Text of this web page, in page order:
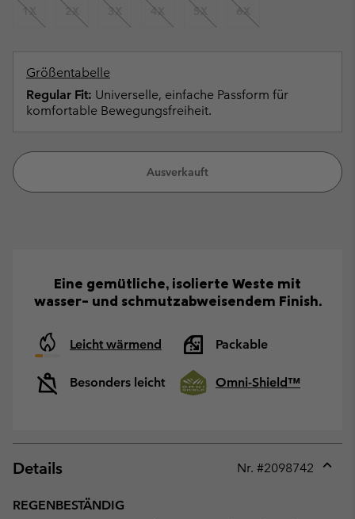
1X 2X 3X 4X 5X 6X
Größentabelle
Regular Fit: Universelle, einfache Passform für
komfortable Bewegungsfreiheit.
Ausverkauft
Eine gemütliche, isolierte Weste mit
wasser- und schmutzabweisendem Finish.
Leicht wärmend Packable
Besonders leicht Omni-Shield™
Details Nr. #2098742
REGENBESTÄNDIG